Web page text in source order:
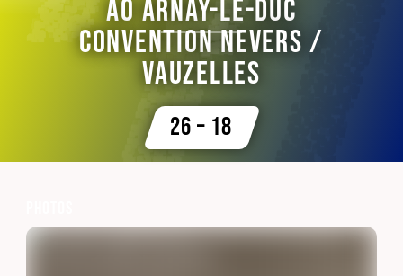
AO Arnay-le-Duc
Convention Nevers /
Vauzelles
26 – 18